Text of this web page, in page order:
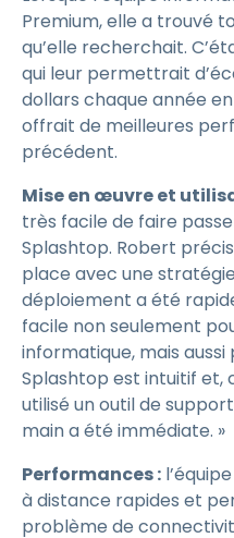
Premium, elle a trouvé
qu’elle recherchait.
qui leur permettrait
dollars chaque année
offrait de meilleures
précédent.
Mise en œuvre et
très facile de faire
Splashtop. Robert
place avec une
déploiement a été
facile non seulement
informatique, mais
Splashtop est intuitif et,
utilisé un outil de
main a été immédiate. »
Performances :
à distance rapides et
problème de